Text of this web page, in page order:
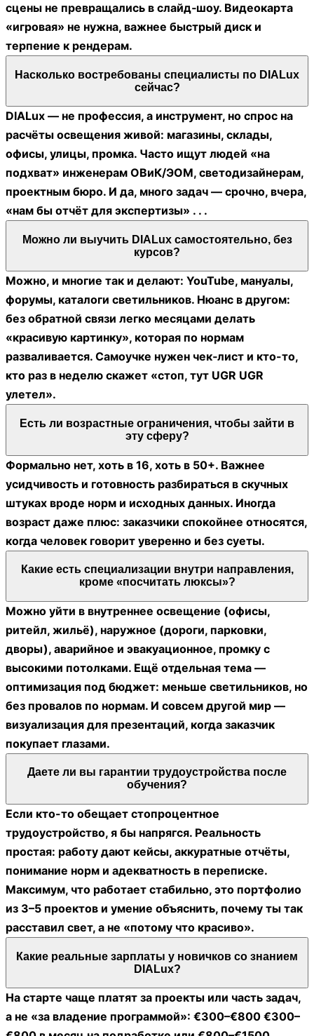
сцены не превращались в слайд‑шоу. Видеокарта
«игровая» не нужна, важнее быстрый диск и
терпение к рендерам.
Насколько востребованы специалисты по DIALux
сейчас?
DIALux — не профессия, а инструмент, но спрос на
расчёты освещения живой: магазины, склады,
офисы, улицы, промка. Часто ищут людей «на
подхват» инженерам ОВиК/ЭОМ, светодизайнерам,
проектным бюро. И да, много задач — срочно, вчера,
«нам бы отчёт для экспертизы» . . .
Можно ли выучить DIALux самостоятельно, без
курсов?
Можно, и многие так и делают: YouTube, мануалы,
форумы, каталоги светильников. Нюанс в другом:
без обратной связи легко месяцами делать
«красивую картинку», которая по нормам
разваливается. Самоучке нужен чек‑лист и кто-то,
кто раз в неделю скажет «стоп, тут UGR UGR
улетел».
Есть ли возрастные ограничения, чтобы зайти в
эту сферу?
Формально нет, хоть в 16, хоть в 50+. Важнее
усидчивость и готовность разбираться в скучных
штуках вроде норм и исходных данных. Иногда
возраст даже плюс: заказчики спокойнее относятся,
когда человек говорит уверенно и без суеты.
Какие есть специализации внутри направления,
кроме «посчитать люксы»?
Можно уйти в внутреннее освещение (офисы,
ритейл, жильё), наружное (дороги, парковки,
дворы), аварийное и эвакуационное, промку с
высокими потолками. Ещё отдельная тема —
оптимизация под бюджет: меньше светильников, но
без провалов по нормам. И совсем другой мир —
визуализация для презентаций, когда заказчик
покупает глазами.
Даете ли вы гарантии трудоустройства после
обучения?
Если кто-то обещает стопроцентное
трудоустройство, я бы напрягся. Реальность
простая: работу дают кейсы, аккуратные отчёты,
понимание норм и адекватность в переписке.
Максимум, что работает стабильно, это портфолио
из 3–5 проектов и умение объяснить, почему ты так
расставил свет, а не «потому что красиво».
Какие реальные зарплаты у новичков со знанием
DIALux?
На старте чаще платят за проекты или часть задач,
а не «за владение программой»: €300–€800 €300–